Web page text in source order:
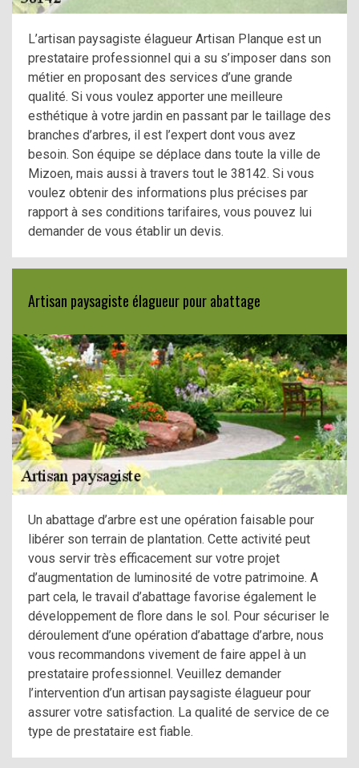
L’artisan paysagiste élagueur Artisan Planque est un
prestataire professionnel qui a su s’imposer dans son
métier en proposant des services d’une grande
qualité. Si vous voulez apporter une meilleure
esthétique à votre jardin en passant par le taillage des
branches d’arbres, il est l’expert dont vous avez
besoin. Son équipe se déplace dans toute la ville de
Mizoen, mais aussi à travers tout le 38142. Si vous
voulez obtenir des informations plus précises par
rapport à ses conditions tarifaires, vous pouvez lui
demander de vous établir un devis.
Artisan paysagiste élagueur pour abattage
Un abattage d’arbre est une opération faisable pour
libérer son terrain de plantation. Cette activité peut
vous servir très efficacement sur votre projet
d’augmentation de luminosité de votre patrimoine. A
part cela, le travail d’abattage favorise également le
développement de flore dans le sol. Pour sécuriser le
déroulement d’une opération d’abattage d’arbre, nous
vous recommandons vivement de faire appel à un
prestataire professionnel. Veuillez demander
l’intervention d’un artisan paysagiste élagueur pour
assurer votre satisfaction. La qualité de service de ce
type de prestataire est fiable.